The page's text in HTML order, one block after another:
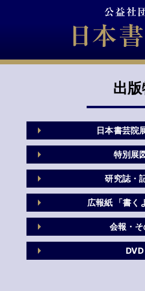
出
日本書芸院
特別展
研究誌・
広報紙 「書く
会報・
DVD